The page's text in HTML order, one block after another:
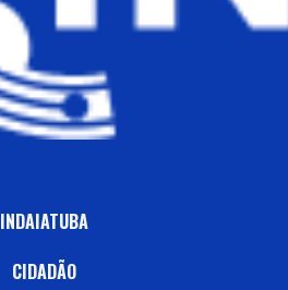
INDAIATUBA
CIDADÃO